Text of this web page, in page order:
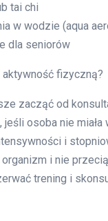
tai chi
w wodzie (aqua
dla seniorów
fizyczną?
zacząć od
osoba nie
i
i nie
trening i